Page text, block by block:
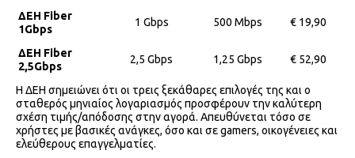
ΔΕΗ Fiber
1Gbps
1 Gbps 500 Mbps € 19,90
ΔΕΗ Fiber
2,5Gbps
2,5 Gbps 1,25 Gbps € 52,90
Η ΔΕΗ σημειώνει ότι οι τρεις ξεκάθαρες επιλογές της και ο
σταθερός μηνιαίος λογαριασμός προσφέρουν την καλύτερη
σχέση τιμής/απόδοσης στην αγορά. Απευθύνεται τόσο σε
χρήστες με βασικές ανάγκες, όσο και σε gamers, οικογένειες και
ελεύθερους επαγγελματίες.